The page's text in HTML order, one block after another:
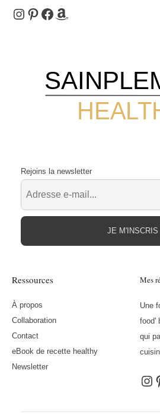
Instagram
Pinterest
Facebook
Amazon
Ressources
À propos
Collaboration
Contact
eBook de recette healthy
Newsletter
Mes
Une
food'
qui
Rejoins la newsletter
JE M'INSCRIS